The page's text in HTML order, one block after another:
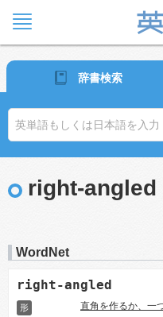
辞書検索
right-angled
WordNet
right-angled
形 直角を作るか、一